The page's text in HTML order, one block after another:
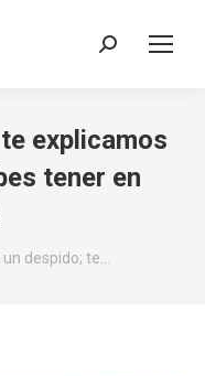
Buscar:
explicamos
tener en
despido; te…